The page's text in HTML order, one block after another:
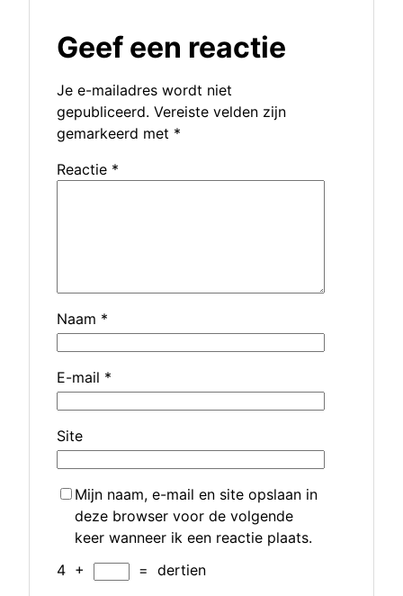
Geef een reactie
Je e-mailadres wordt niet
gepubliceerd. Vereiste velden zijn
gemarkeerd met *
Reactie *
Naam *
E-mail *
Site
Mijn naam, e-mail en site opslaan in
deze browser voor de volgende
keer wanneer ik een reactie plaats.
4 + = dertien